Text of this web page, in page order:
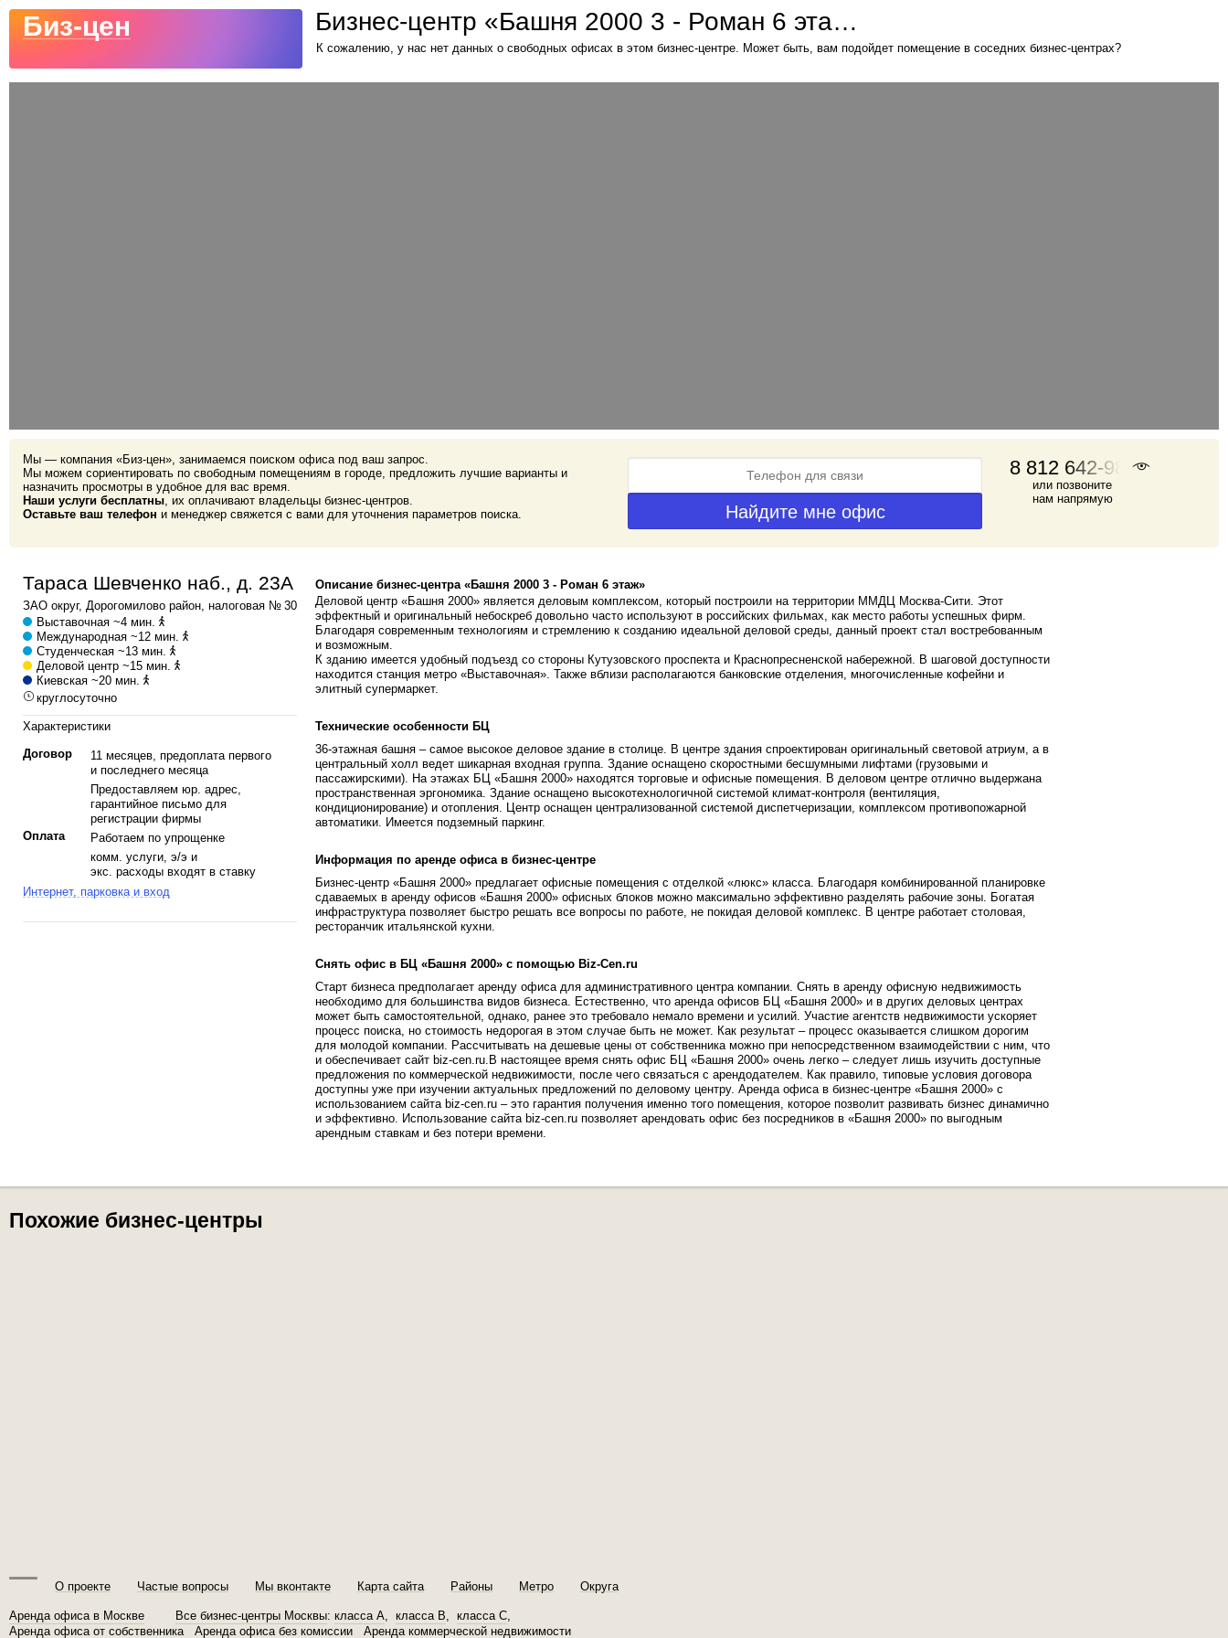
Биз-цен Бизнес-центр «Башня 2000 3 - Роман 6 этаж»
К сожалению, у нас нет данных о свободных офисах в этом бизнес-центре. Может быть, вам подойдет помещение в соседних бизнес-центрах?
Мы — компания «Биз-цен», занимаемся поиском офиса под ваш запрос.
Мы можем сориентировать по свободным помещениям в городе, предложить лучшие варианты и
назначить просмотры в удобное для вас время.
Наши услуги бесплатны, их оплачивают владельцы бизнес-центров.
Оставьте ваш телефон и менеджер свяжется с вами для уточнения параметров поиска.
8 812 642-98-46
или позвоните
нам напрямую
Тараса Шевченко наб., д. 23А
ЗАО округ, Дорогомилово район, налоговая № 30
Выставочная ~4 мин.
Международная ~12 мин.
Студенческая ~13 мин.
Деловой центр ~15 мин.
Киевская ~20 мин.
круглосуточно
Характеристики
Договор
11 месяцев, предоплата первого
и последнего месяца
Предоставляем юр. адрес,
гарантийное письмо для
регистрации фирмы
Оплата
Работаем по упрощенке
комм. услуги, э/э и
экс. расходы входят в ставку
Интернет, парковка и вход
Описание бизнес-центра «Башня 2000 3 - Роман 6 этаж»
Деловой центр «Башня 2000» является деловым комплексом, который построили на территории ММДЦ Москва-Сити. Этот
эффектный и оригинальный небоскреб довольно часто используют в российских фильмах, как место работы успешных фирм.
Благодаря современным технологиям и стремлению к созданию идеальной деловой среды, данный проект стал востребованным
и возможным.
К зданию имеется удобный подъезд со стороны Кутузовского проспекта и Краснопресненской набережной. В шаговой доступности
находится станция метро «Выставочная». Также вблизи располагаются банковские отделения, многочисленные кофейни и
элитный супермаркет.
Технические особенности БЦ
36-этажная башня – самое высокое деловое здание в столице. В центре здания спроектирован оригинальный световой атриум, а в
центральный холл ведет шикарная входная группа. Здание оснащено скоростными бесшумными лифтами (грузовыми и
пассажирскими). На этажах БЦ «Башня 2000» находятся торговые и офисные помещения. В деловом центре отлично выдержана
пространственная эргономика. Здание оснащено высокотехнологичной системой климат-контроля (вентиляция,
кондиционирование) и отопления. Центр оснащен централизованной системой диспетчеризации, комплексом противопожарной
автоматики. Имеется подземный паркинг.
Информация по аренде офиса в бизнес-центре
Бизнес-центр «Башня 2000» предлагает офисные помещения с отделкой «люкс» класса. Благодаря комбинированной планировке
сдаваемых в аренду офисов «Башня 2000» офисных блоков можно максимально эффективно разделять рабочие зоны. Богатая
инфраструктура позволяет быстро решать все вопросы по работе, не покидая деловой комплекс. В центре работает столовая,
ресторанчик итальянской кухни.
Снять офис в БЦ «Башня 2000» с помощью Biz-Cen.ru
Старт бизнеса предполагает аренду офиса для административного центра компании. Снять в аренду офисную недвижимость
необходимо для большинства видов бизнеса. Естественно, что аренда офисов БЦ «Башня 2000» и в других деловых центрах
может быть самостоятельной, однако, ранее это требовало немало времени и усилий. Участие агентств недвижимости ускоряет
процесс поиска, но стоимость недорогая в этом случае быть не может. Как результат – процесс оказывается слишком дорогим
для молодой компании. Рассчитывать на дешевые цены от собственника можно при непосредственном взаимодействии с ним, что
и обеспечивает сайт biz-cen.ru.В настоящее время снять офис БЦ «Башня 2000» очень легко – следует лишь изучить доступные
предложения по коммерческой недвижимости, после чего связаться с арендодателем. Как правило, типовые условия договора
доступны уже при изучении актуальных предложений по деловому центру. Аренда офиса в бизнес-центре «Башня 2000» с
использованием сайта biz-cen.ru – это гарантия получения именно того помещения, которое позволит развивать бизнес динамично
и эффективно. Использование сайта biz-cen.ru позволяет арендовать офис без посредников в «Башня 2000» по выгодным
арендным ставкам и без потери времени.
Похожие бизнес-центры
О проекте Частые вопросы Мы вконтакте Карта сайта Районы Метро Округа
Аренда офиса в Москве Все бизнес-центры Москвы: класса A, класса B, класса C,
Аренда офиса от собственника
Аренда офиса без комиссии Аренда коммерческой недвижимости